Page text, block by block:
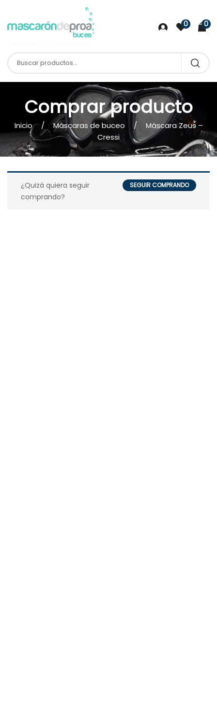
0 0
Comprar producto
Inicio Máscaras de buceo
Máscara Zeus –
Cressi
SEGUIR COMPRANDO
¿Quizá quiera seguir
comprando?